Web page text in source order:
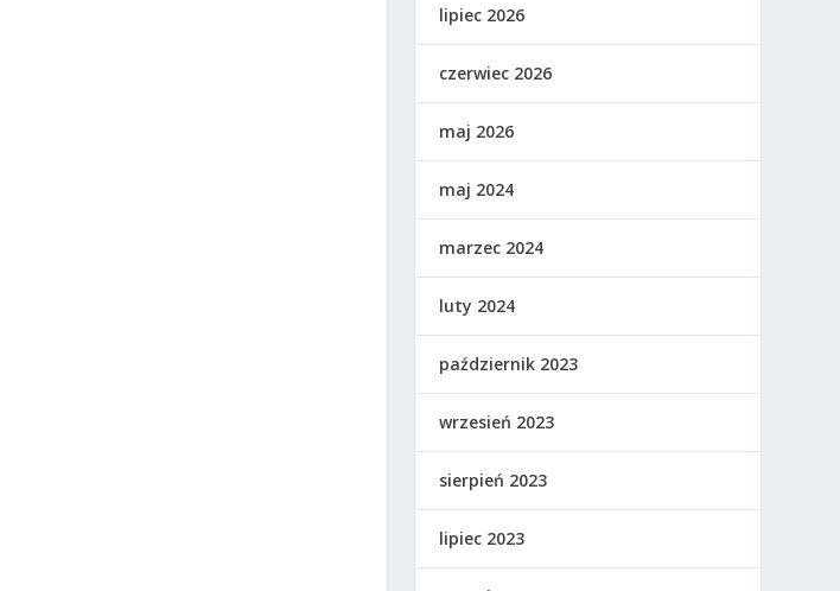
lipiec 2026
czerwiec 2026
maj 2026
maj 2024
marzec 2024
luty 2024
październik 2023
wrzesień 2023
sierpień 2023
lipiec 2023